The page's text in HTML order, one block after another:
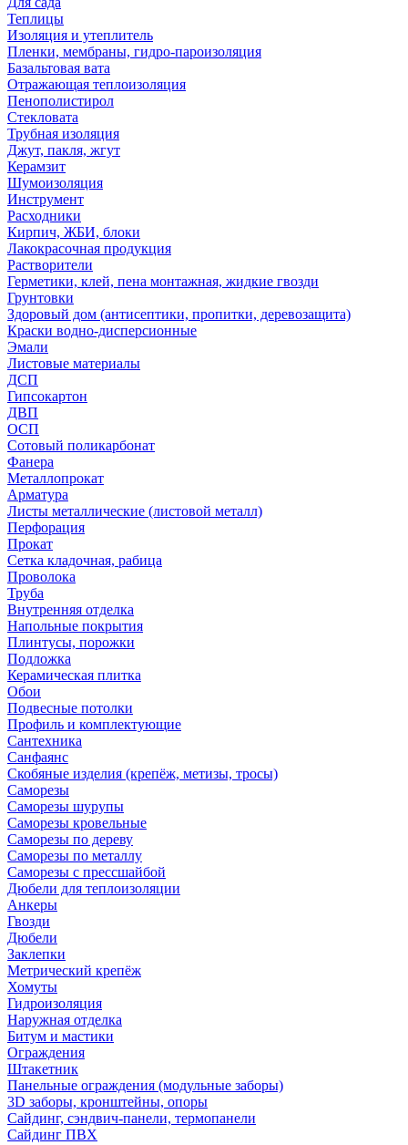
Теплицы
Изоляция и утеплитель
Пленки, мембраны, гидро-пароизоляция
Базальтовая вата
Отражающая теплоизоляция
Пенополистирол
Стекловата
Трубная изоляция
Джут, пакля, жгут
Керамзит
Шумоизоляция
Инструмент
Расходники
Кирпич, ЖБИ, блоки
Лакокрасочная продукция
Растворители
Герметики, клей, пена монтажная, жидкие гвозди
Грунтовки
Здоровый дом (антисептики, пропитки, деревозащита)
Краски водно-дисперсионные
Эмали
Листовые материалы
ДСП
Гипсокартон
ДВП
ОСП
Сотовый поликарбонат
Фанера
Металлопрокат
Арматура
Листы металлические (листовой металл)
Перфорация
Прокат
Сетка кладочная, рабица
Проволока
Труба
Внутренняя отделка
Напольные покрытия
Плинтусы, порожки
Подложка
Керамическая плитка
Обои
Подвесные потолки
Профиль и комплектующие
Сантехника
Санфаянс
Скобяные изделия (крепёж, метизы, тросы)
Саморезы
Саморезы шурупы
Саморезы кровельные
Саморезы по дереву
Саморезы по металлу
Саморезы с прессшайбой
Дюбели для теплоизоляции
Анкеры
Гвозди
Дюбели
Заклепки
Метрический крепёж
Хомуты
Гидроизоляция
Наружная отделка
Битум и мастики
Ограждения
Штакетник
Панельные ограждения (модульные заборы)
3D заборы, кронштейны, опоры
Cайдинг, сэндвич-панели, термопанели
Сайдинг ПВХ